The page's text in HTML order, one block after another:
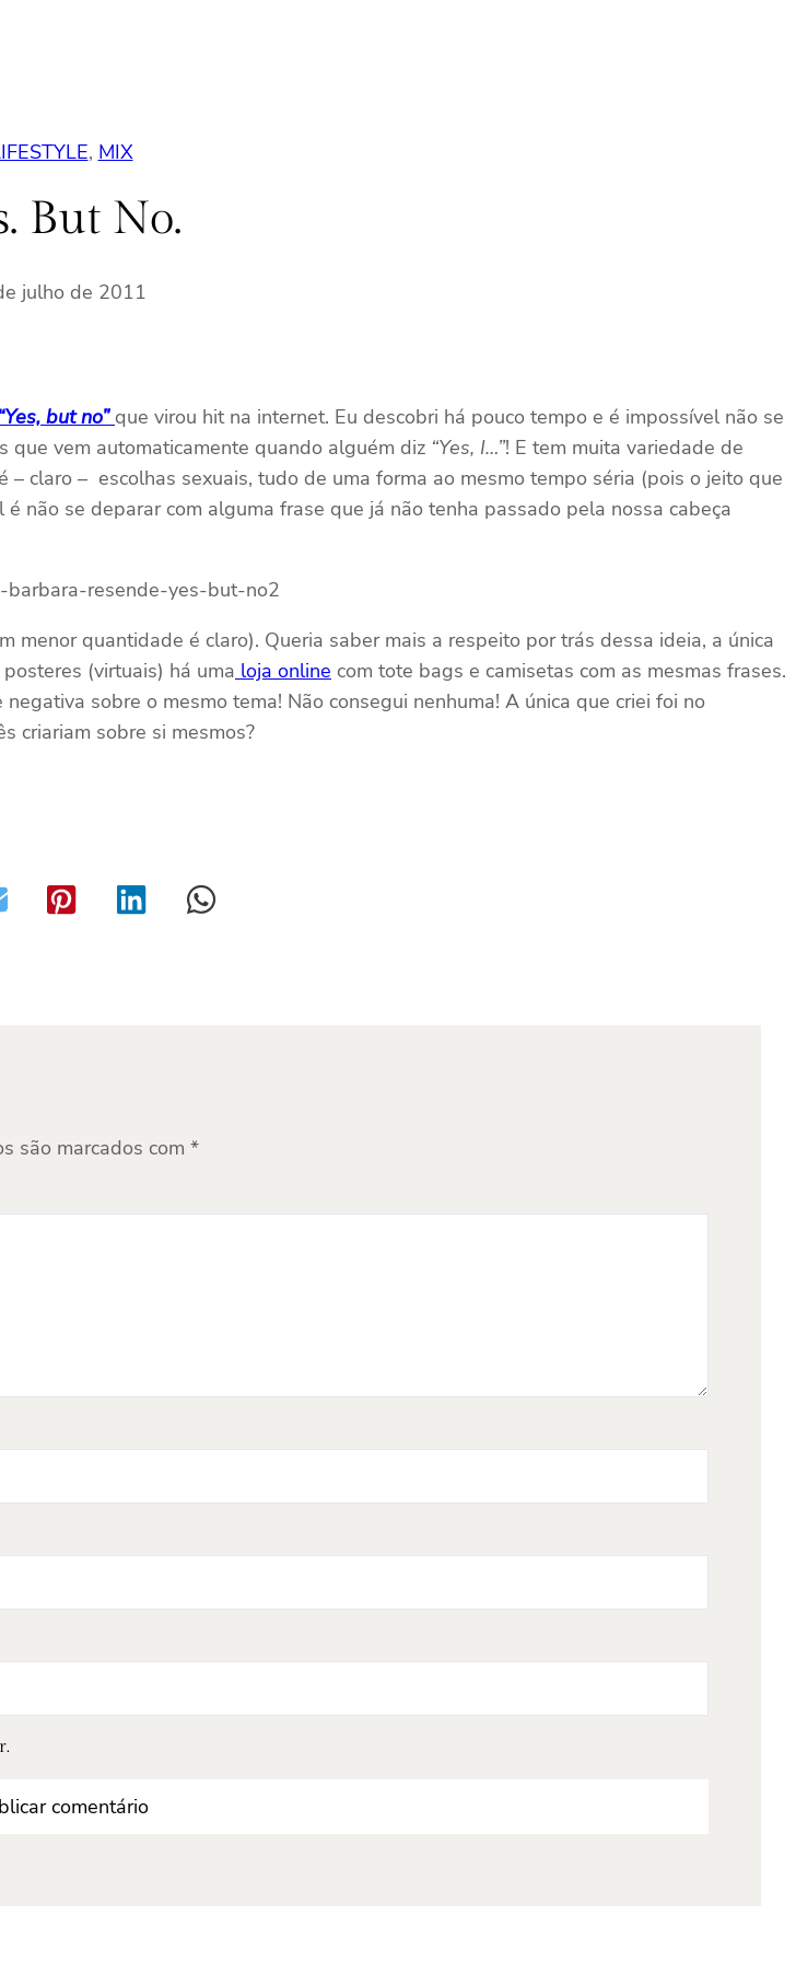
, MIX
But No.
julho de 2011
but no” que virou hit na internet. Eu descobri há pouco tempo e é impossível não se
que vem automaticamente quando alguém diz “Yes, I…”! E tem muita variedade de
claro – escolhas sexuais, tudo de uma forma ao mesmo tempo séria (pois o jeito que
não se deparar com alguma frase que já não tenha passado pela nossa cabeça
menor quantidade é claro). Queria saber mais a respeito por trás dessa ideia, a única
(virtuais) há uma loja online com tote bags e camisetas com as mesmas frases.
sobre o mesmo tema! Não consegui nenhuma! A única que criei foi no
criariam sobre si mesmos?
são marcados com *